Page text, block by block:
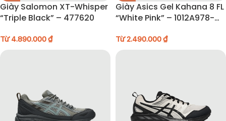
Giày Salomon XT-Whisper
“Triple Black” – 477620
Từ4.890.000₫
Giày Asics Gel Kahana 8 FL
“White Pink” – 1012A978-
Từ2.490.000₫